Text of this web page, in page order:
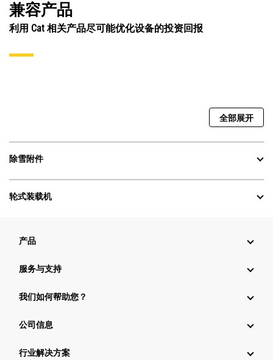
兼容产品
利用 Cat 相关产品尽可能优化设备的投资回报
全部展开
除雪附件
轮式装载机
产品
服务与支持
我们如何帮助您？
公司信息
行业解决方案